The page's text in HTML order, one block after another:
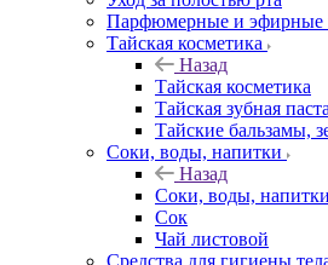
Парфюмерные и эфирные
Тайская косметика
Назад
Тайская косметика
Тайская зубная паста
Тайские бальзамы,
Соки, воды, напитки
Назад
Соки, воды, напитки
Сок
Чай листовой
Средства для гигиены